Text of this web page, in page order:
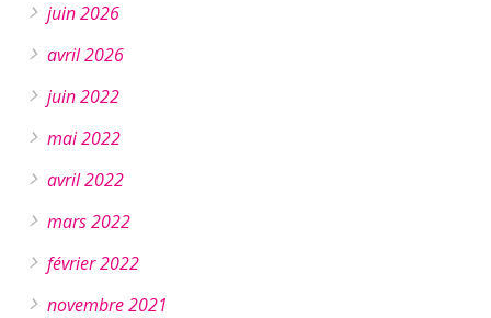
juin 2026
avril 2026
juin 2022
mai 2022
avril 2022
mars 2022
février 2022
novembre 2021